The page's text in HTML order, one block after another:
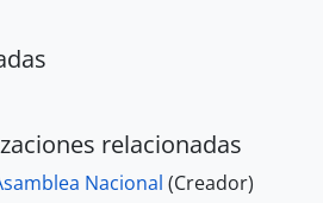
relacionadas
Nacional (Creador)